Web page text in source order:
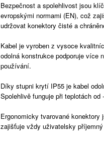
Bezpečnost a spolehlivost jsou
evropskými normami (EN), což
udržovat konektory čisté a
Kabel je vyroben z vysoce
odolná konstrukce podporuje více
používání.
Díky stupni krytí IP55 je kabel
Spolehlivě funguje při teplotách
Ergonomicky tvarované
zajišťuje vždy uživatelsky